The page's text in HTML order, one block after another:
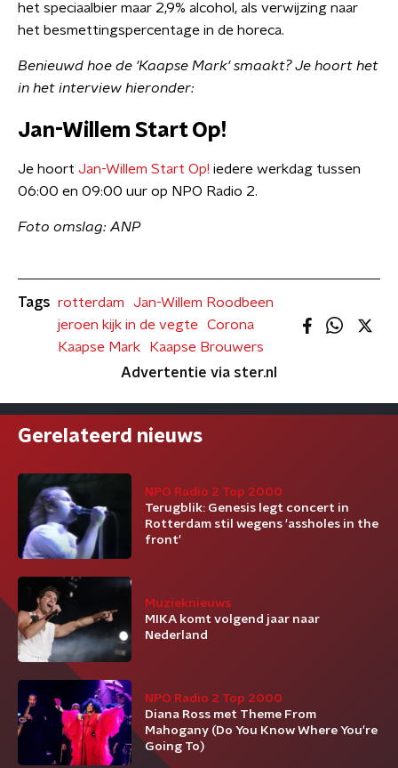
het speciaalbier maar 2,9% alcohol, als verwijzing naar
het besmettingspercentage in de horeca.
Benieuwd hoe de 'Kaapse Mark' smaakt? Je hoort het
in het interview hieronder:
Jan-Willem Start Op!
Je hoort Jan-Willem Start Op! iedere werkdag tussen
06:00 en 09:00 uur op NPO Radio 2.
Foto omslag: ANP
Tags rotterdam
Jan-Willem Roodbeen
jeroen kijk in de vegte
Corona
Kaapse Mark
Kaapse Brouwers
Advertentie via ster.nl
Gerelateerd nieuws
NPO Radio 2 Top 2000
Terugblik: Genesis legt concert in
Rotterdam stil wegens 'assholes in the
front'
Muzieknieuws
MIKA komt volgend jaar naar
Nederland
NPO Radio 2 Top 2000
Diana Ross met Theme From
Mahogany (Do You Know Where You're
Going To)